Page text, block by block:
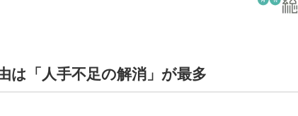
は「人手不足の解消」が最多